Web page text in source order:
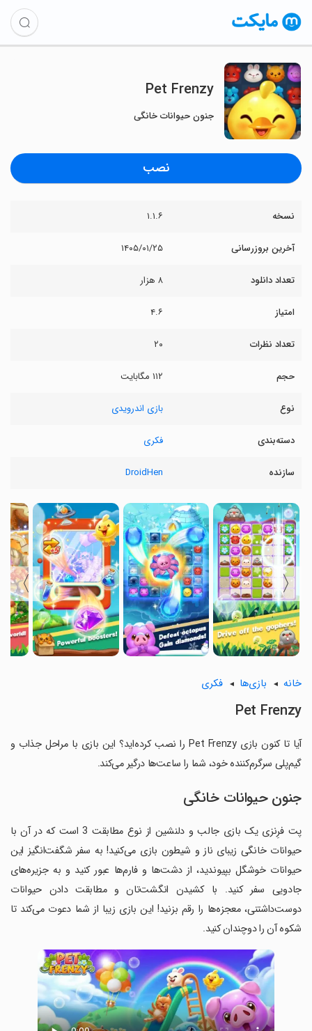
Pet Frenzy
جنون حیوانات خانگی
نصب
نسخه ۱.۱.۶
آخرین بروزرسانی ۱۴۰۵/۰۱/۲۵
تعداد دانلود ۸ هزار
امتیاز ۴.۶
تعداد نظرات ۲۰
حجم ۱۱۲ مگابایت
نوع بازی اندرویدی
دسته‌بندی فکری
سازنده DroidHen
〈
〉
خانه بازی‌ها فکری
Pet Frenzy
آیا تا کنون بازی Pet Frenzy را نصب کرده‌اید؟ این بازی با مراحل جذاب و
گیم‌پلی سرگرم‌کننده خود، شما را ساعت‌ها درگیر می‌کند.
جنون حیوانات خانگی
پت فرِنزی یک بازی جالب و دلنشین از نوع مطابقت 3 است که در آن با
حیوانات خانگی زیبای ناز و شیطون بازی می‌کنید! به سفر شگفت‌انگیز این
حیوانات خوشگل بپیوندید، از دشت‌ها و فارم‌ها عبور کنید و به جزیره‌های
جادویی سفر کنید. با کشیدن انگشت‌تان و مطابقت دادن حیوانات
دوست‌داشتنی، معجزه‌ها را رقم بزنید! این بازی زیبا از شما دعوت می‌کند تا
شکوه آن را دوچندان کنید.